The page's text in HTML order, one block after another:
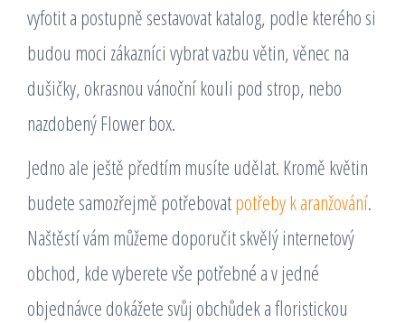
vyfotit a postupně sestavovat katalog, podle kterého si
budou moci zákazníci vybrat vazbu větin, věnec na
dušičky, okrasnou vánoční kouli pod strop, nebo
nazdobený Flower box.
Jedno ale ještě předtím musíte udělat. Kromě květin
budete samozřejmě potřebovatpotřeby k aranžování.
Naštěstí vám můžeme doporučit skvělý internetový
obchod, kde vyberete vše potřebné a v jedné
objednávce dokážete svůj obchůdek a floristickou